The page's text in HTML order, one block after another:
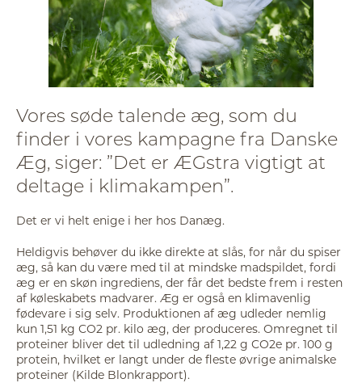
Vores søde talende æg, som du
finder i vores kampagne fra Danske
Æg, siger: ”Det er ÆGstra vigtigt at
deltage i klimakampen”.
Det er vi helt enige i her hos Danæg.
Heldigvis behøver du ikke direkte at slås, for når du spiser
æg, så kan du være med til at mindske madspildet, fordi
æg er en skøn ingrediens, der får det bedste frem i resten
af køleskabets madvarer. Æg er også en klimavenlig
fødevare i sig selv. Produktionen af æg udleder nemlig
kun 1,51 kg CO2 pr. kilo æg, der produceres. Omregnet til
proteiner bliver det til udledning af 1,22 g CO2e pr. 100 g
protein, hvilket er langt under de fleste øvrige animalske
proteiner (Kilde Blonkrapport).